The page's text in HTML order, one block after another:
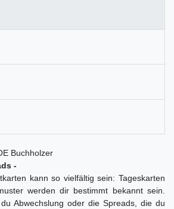
Buchholzer
-
kann so vielfältig sein: Tageskarten
werden dir bestimmt bekannt sein.
Abwechslung oder die Spreads, die du